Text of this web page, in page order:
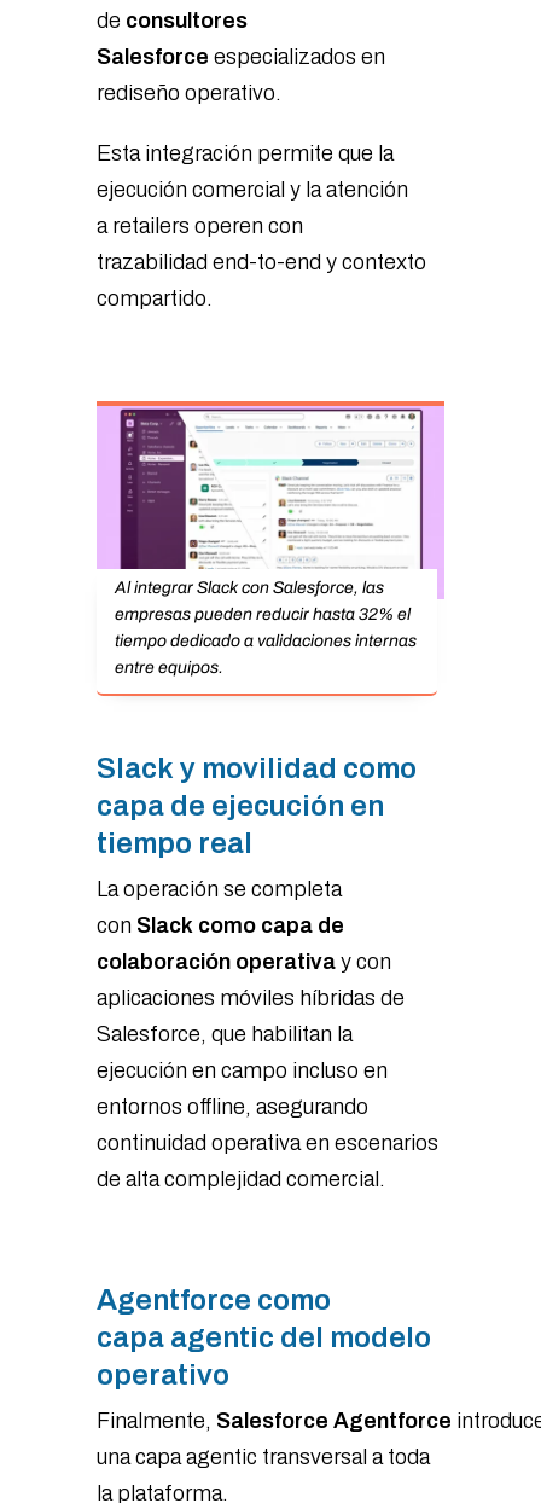
de consultores
Salesforce especializados en
rediseño operativo.
Esta integración permite que la
ejecución comercial y la atención
a retailers operen con
trazabilidad end-to-end y contexto
compartido.
Al integrar Slack con Salesforce, las
empresas pueden reducir hasta 32% el
tiempo dedicado a validaciones internas
entre equipos.
Slack y movilidad como
capa de ejecución en
tiempo real
La operación se completa
con Slack como capa de
colaboración operativa y con
aplicaciones móviles híbridas de
Salesforce, que habilitan la
ejecución en campo incluso en
entornos offline, asegurando
continuidad operativa en escenarios
de alta complejidad comercial.
Agentforce como
capa agentic del modelo
operativo
Finalmente, Salesforce Agentforce
una capa agentic transversal a toda
la plataforma.